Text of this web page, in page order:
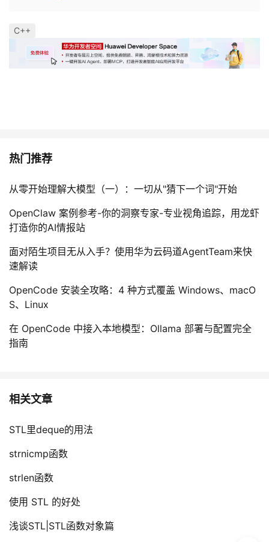
C++
热门推荐
从零开始理解大模型（一）：一切从"猜下一个词"开始
OpenClaw 案例参考-你的洞察专家-专业视角追踪，用龙虾
打造你的AI情报站
面对陌生项目无从入手？使用华为云码道AgentTeam来快
速解读
OpenCode 安装全攻略：4 种方式覆盖 Windows、macO
S、Linux
在 OpenCode 中接入本地模型：Ollama 部署与配置完全
指南
相关文章
STL里deque的用法
strnicmp函数
strlen函数
使用 STL 的好处
浅谈STL|STL函数对象篇